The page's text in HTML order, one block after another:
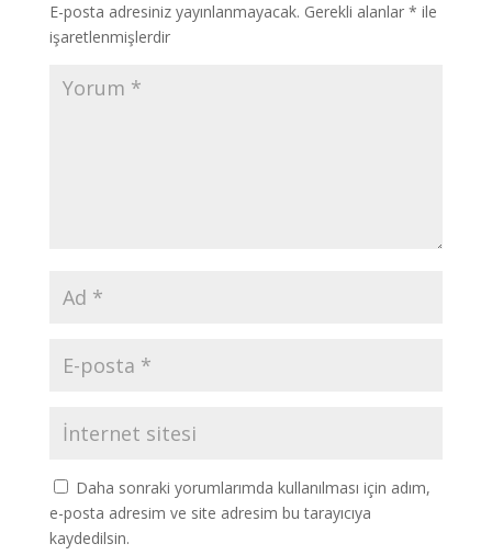
E-posta adresiniz yayınlanmayacak. Gerekli alanlar * ile
işaretlenmişlerdir
Daha sonraki yorumlarımda kullanılması için adım,
e-posta adresim ve site adresim bu tarayıcıya
kaydedilsin.